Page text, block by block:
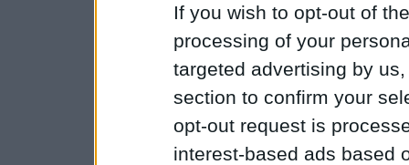
If you wish to opt-out of
processing of your
targeted advertising by
section to confirm your
opt-out request is
interest-based ads based